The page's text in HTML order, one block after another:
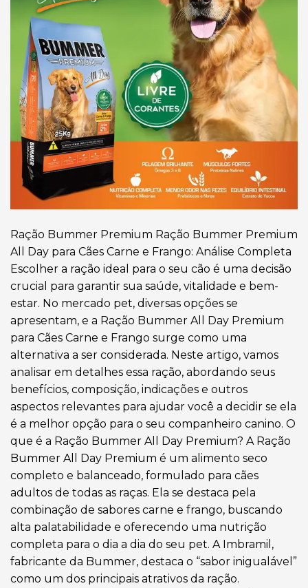
Ração Bummer Premium Ração Bummer Premium
All Day para Cães Carne e Frango: Análise Completa
Escolher a ração ideal para o seu cão é uma decisão
crucial para garantir sua saúde, vitalidade e bem-
estar. No mercado pet, diversas opções se
apresentam, e a Ração Bummer All Day Premium
para Cães Carne e Frango surge como uma
alternativa a ser considerada. Neste artigo, vamos
analisar em detalhes essa ração, abordando seus
benefícios, composição, indicações e outros
aspectos relevantes para ajudar você a decidir se ela
é a melhor opção para o seu companheiro canino. O
que é a Ração Bummer All Day Premium? A Ração
Bummer All Day Premium é um alimento seco
completo e balanceado, formulado para cães
adultos de todas as raças. Ela se destaca pela
combinação de sabores carne e frango, buscando
alta palatabilidade e oferecendo uma nutrição
completa para o dia a dia do seu pet. A Imbramil,
fabricante da Bummer, destaca o “sabor inigualável”
como um dos principais atrativos da ração.